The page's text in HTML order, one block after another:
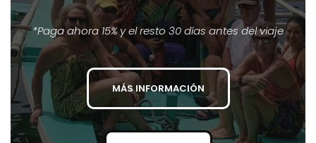
*Paga ahora 15% y el resto 30 días antes del viaje
MÁS INFORMACIÓN